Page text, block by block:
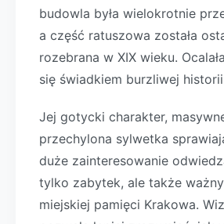
budowla była wielokrotnie
a część ratuszowa została
rozebrana w XIX wieku.
się świadkiem burzliwej
Jej gotycki charakter,
przechylona sylwetka
duże zainteresowanie
tylko zabytek, ale także
miejskiej pamięci Krakowa.